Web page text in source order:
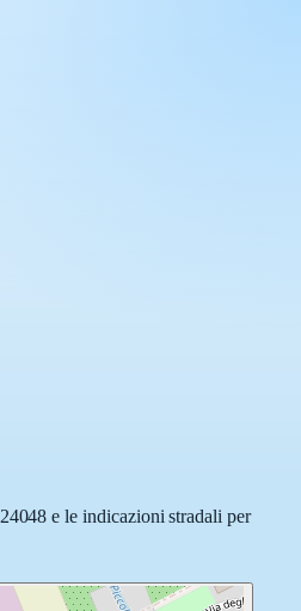
e le indicazioni stradali per